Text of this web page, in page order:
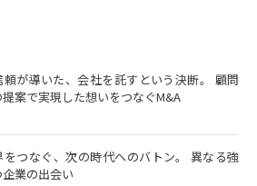
頼が導いた、会社を託すという決断。 顧問
案で実現した想いをつなぐM&A
をつなぐ、次の時代へのバトン。 異なる強
業の出会い